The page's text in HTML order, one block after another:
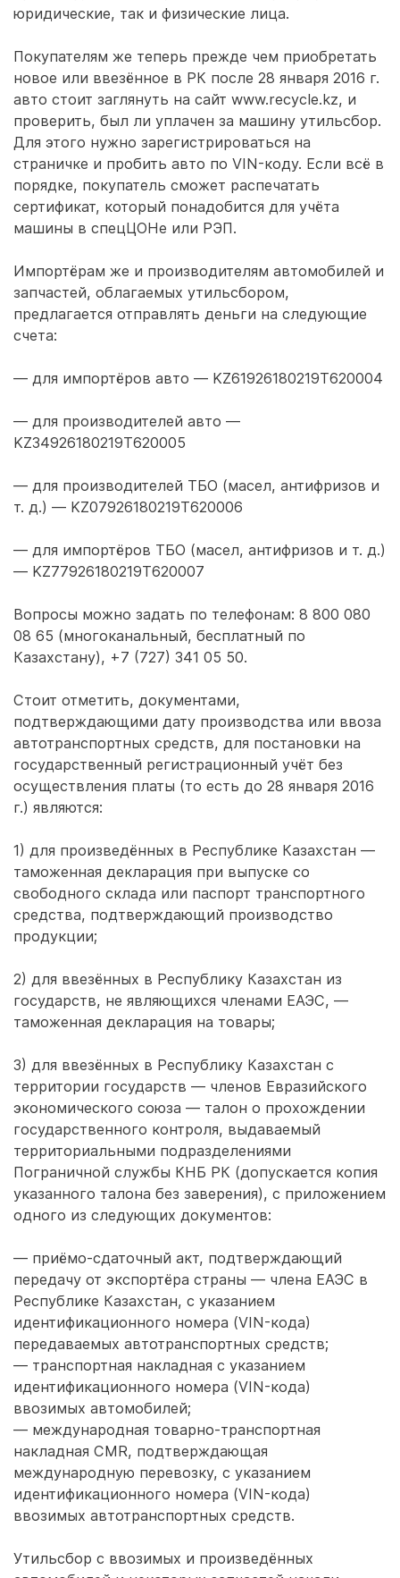
юридические, так и физические лица.
Покупателям же теперь прежде чем приобретать
новое или ввезённое в РК после 28 января 2016 г.
авто стоит заглянуть на сайт www.recycle.kz, и
проверить, был ли уплачен за машину утильсбор.
Для этого нужно зарегистрироваться на
страничке и пробить авто по VIN-коду. Если всё в
порядке, покупатель сможет распечатать
сертификат, который понадобится для учёта
машины в спецЦОНе или РЭП.
Импортёрам же и производителям автомобилей и
запчастей, облагаемых утильсбором,
предлагается отправлять деньги на следующие
счета:
— для импортёров авто — KZ61926180219T620004
— для производителей авто —
KZ34926180219T620005
— для производителей ТБО (масел, антифризов и
т. д.) — KZ07926180219T620006
— для импортёров ТБО (масел, антифризов и т. д.)
— KZ77926180219T620007
Вопросы можно задать по телефонам: 8 800 080
08 65 (многоканальный, бесплатный по
Казахстану), +7 (727) 341 05 50.
Стоит отметить, документами,
подтверждающими дату производства или ввоза
автотранспортных средств, для постановки на
государственный регистрационный учёт без
осуществления платы (то есть до 28 января 2016
г.) являются:
1) для произведённых в Республике Казахстан —
таможенная декларация при выпуске со
свободного склада или паспорт транспортного
средства, подтверждающий производство
продукции;
2) для ввезённых в Республику Казахстан из
государств, не являющихся членами ЕАЭС, —
таможенная декларация на товары;
3) для ввезённых в Республику Казахстан с
территории государств — членов Евразийского
экономического союза — талон о прохождении
государственного контроля, выдаваемый
территориальными подразделениями
Пограничной службы КНБ РК (допускается копия
указанного талона без заверения), с приложением
одного из следующих документов:
— приёмо-сдаточный акт, подтверждающий
передачу от экспортёра страны — члена ЕАЭС в
Республике Казахстан, с указанием
идентификационного номера (VIN-кода)
передаваемых автотранспортных средств;
— транспортная накладная с указанием
идентификационного номера (VIN-кода)
ввозимых автомобилей;
— международная товарно-транспортная
накладная CMR, подтверждающая
международную перевозку, с указанием
идентификационного номера (VIN-кода)
ввозимых автотранспортных средств.
Утильсбор с ввозимых и произведённых